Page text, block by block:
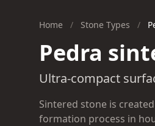
Home / Stone Types /
Pedra
Ultra-compact
Sintered stone is
formation process in